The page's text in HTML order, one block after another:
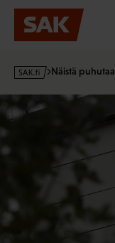
Hyppää
sisältöön
s
Näistä